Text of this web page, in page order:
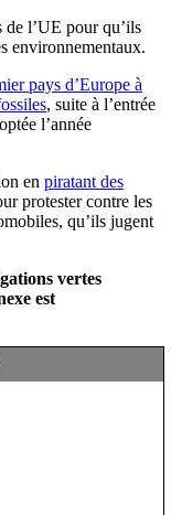
de l’UE pour qu’ils
environnementaux.
pays d’Europe à
, suite à l’entrée
l’année
en piratant des
protester contre les
qu’ils jugent
vertes
est